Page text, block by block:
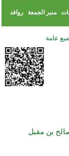
منبر الجمعة
روافد
عامة
بن مقبل